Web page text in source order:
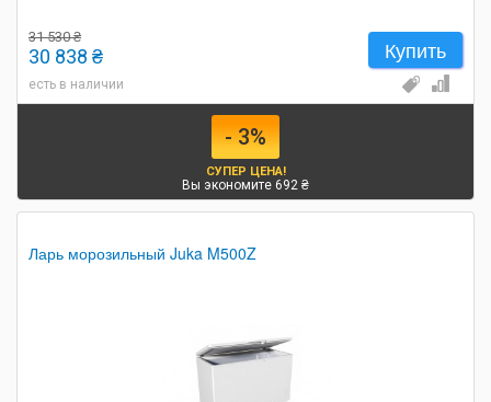
Купить
31 530 ₴
30 838 ₴
есть в наличии
- 3%
СУПЕР ЦЕНА!
Вы экономите 692 ₴
Ларь морозильный Juka M500Z